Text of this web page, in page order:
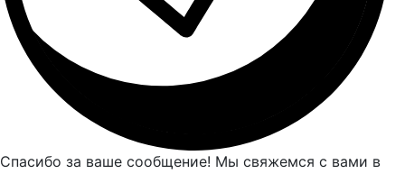
Спасибо за ваше сообщение! Мы свяжемся с вами в